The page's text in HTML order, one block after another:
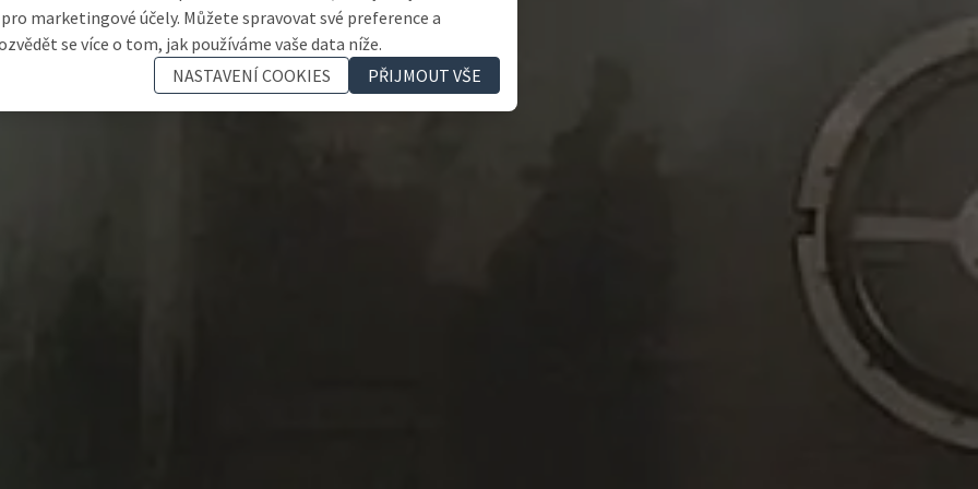
marketingové účely. Můžete spravovat své preference a
se více o tom, jak používáme vaše data níže.
NASTAVENÍ COOKIES
PŘIJMOUT VŠE